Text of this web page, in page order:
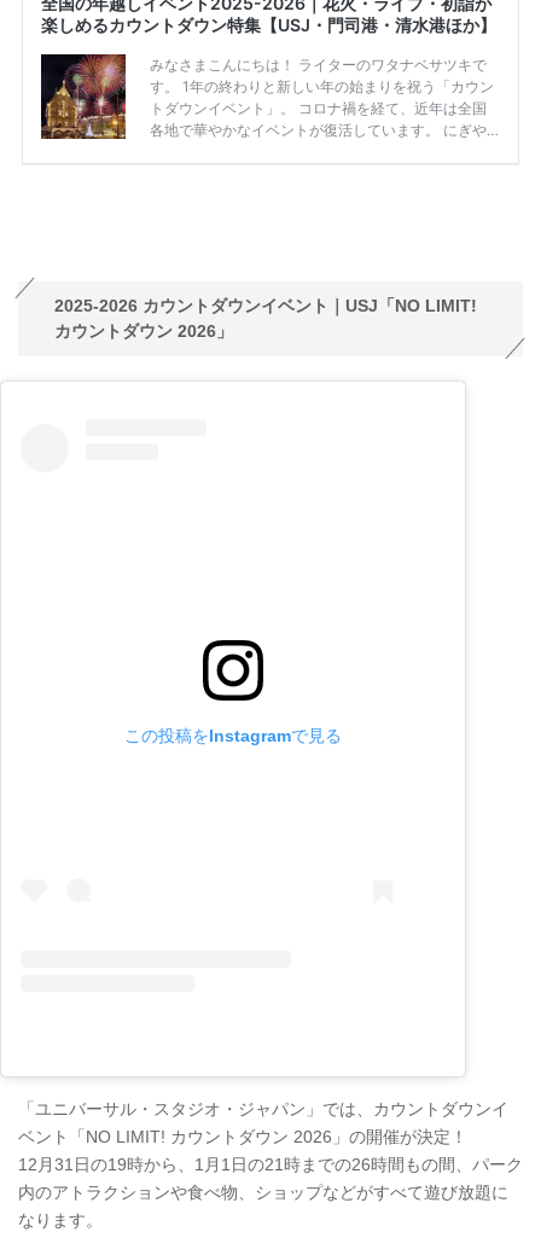
2025-2026 カウントダウンイベント｜USJ「NO LIMIT!
カウントダウン 2026」
この投稿をInstagramで見る
「ユニバーサル・スタジオ・ジャパン」では、カウントダウンイ
ベント「NO LIMIT! カウントダウン 2026」の開催が決定！
12月31日の19時から、1月1日の21時までの26時間もの間、パーク
内のアトラクションや食べ物、ショップなどがすべて遊び放題に
なります。